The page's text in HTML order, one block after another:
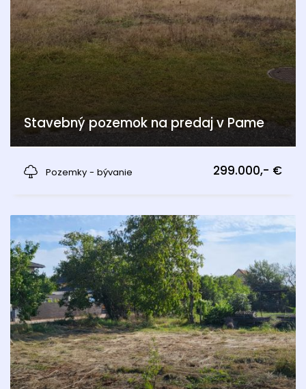
Stavebný pozemok na predaj v Pame
Pozemky - bývanie
299.000,- €